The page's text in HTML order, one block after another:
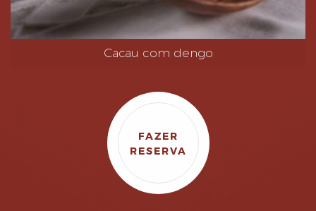
Cacau com dengo
FAZER
RESERVA